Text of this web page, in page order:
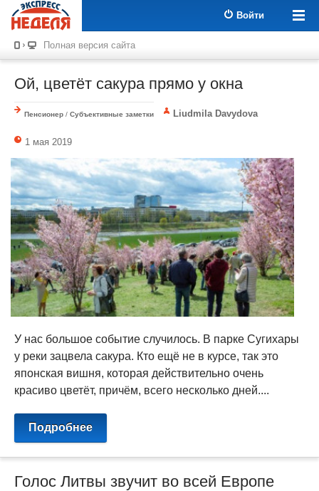
Войти
Полная версия сайта
Ой, цветёт сакура прямо у окна
Пенсионер / Субъективные заметки Liudmila Davydova
1 мая 2019
У нас большое событие случилось. В парке Сугихары
у реки зацвела сакура. Кто ещё не в курсе, так это
японская вишня, которая действительно очень
красиво цветёт, причём, всего несколько дней....
Подробнее
Голос Литвы звучит во всей Европе